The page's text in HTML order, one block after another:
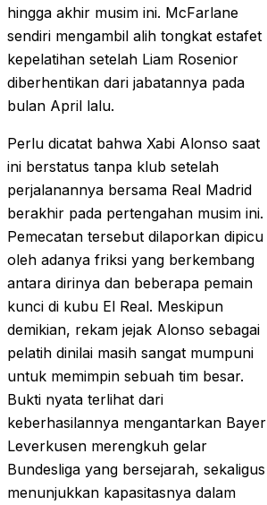
hingga akhir musim ini. McFarlane
sendiri mengambil alih tongkat estafet
kepelatihan setelah Liam Rosenior
diberhentikan dari jabatannya pada
bulan April lalu.
Perlu dicatat bahwa Xabi Alonso saat
ini berstatus tanpa klub setelah
perjalanannya bersama Real Madrid
berakhir pada pertengahan musim ini.
Pemecatan tersebut dilaporkan dipicu
oleh adanya friksi yang berkembang
antara dirinya dan beberapa pemain
kunci di kubu El Real. Meskipun
demikian, rekam jejak Alonso sebagai
pelatih dinilai masih sangat mumpuni
untuk memimpin sebuah tim besar.
Bukti nyata terlihat dari
keberhasilannya mengantarkan Bayer
Leverkusen merengkuh gelar
Bundesliga yang bersejarah, sekaligus
menunjukkan kapasitasnya dalam